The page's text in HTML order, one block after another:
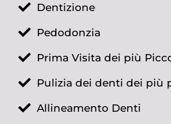
Dentizione
Pedodonzia
Prima Visita dei più
Pulizia dei denti dei più
Allineamento Denti